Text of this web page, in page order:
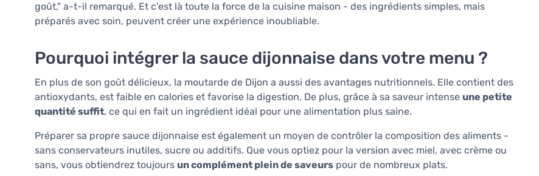
goût," a-t-il remarqué. Et c'est là toute la force de la cuisine maison - des ingrédients simples, mais
préparés avec soin, peuvent créer une expérience inoubliable.
Pourquoi intégrer la sauce dijonnaise dans votre menu ?
En plus de son goût délicieux, la moutarde de Dijon a aussi des avantages nutritionnels. Elle contient des
antioxydants, est faible en calories et favorise la digestion. De plus, grâce à sa saveur intense une petite
quantité suffit, ce qui en fait un ingrédient idéal pour une alimentation plus saine.
Préparer sa propre sauce dijonnaise est également un moyen de contrôler la composition des aliments -
sans conservateurs inutiles, sucre ou additifs. Que vous optiez pour la version avec miel, avec crème ou
sans, vous obtiendrez toujours un complément plein de saveurs pour de nombreux plats.